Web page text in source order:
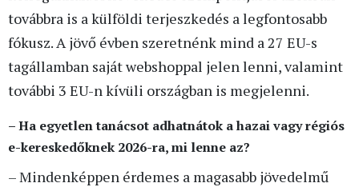
továbbra is a külföldi terjeszkedés a legfontosabb
fókusz. A jövő évben szeretnénk mind a 27 EU-s
tagállamban saját webshoppal jelen lenni, valamint
további 3 EU-n kívüli országban is megjelenni.
– Ha egyetlen tanácsot adhatnátok a hazai vagy régiós
e-kereskedőknek 2026-ra, mi lenne az?
– Mindenképpen érdemes a magasabb jövedelmű